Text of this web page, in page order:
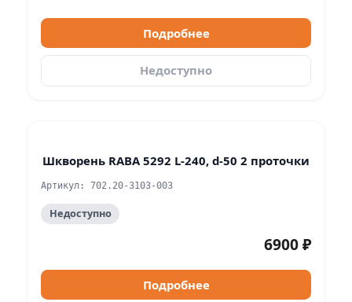
Подробнее
Недоступно
Шкворень RABA 5292 L-240, d-50 2 проточки
Артикул: 702.20-3103-003
Недоступно
6900 ₽
Подробнее